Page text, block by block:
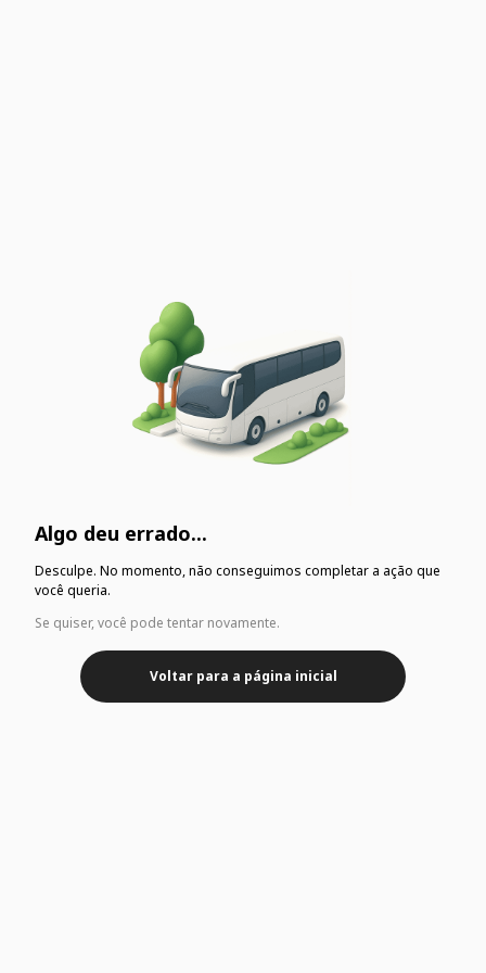
Algo deu errado...
Desculpe. No momento, não conseguimos completar a ação que
você queria.
Se quiser, você pode tentar novamente.
Voltar para a página inicial